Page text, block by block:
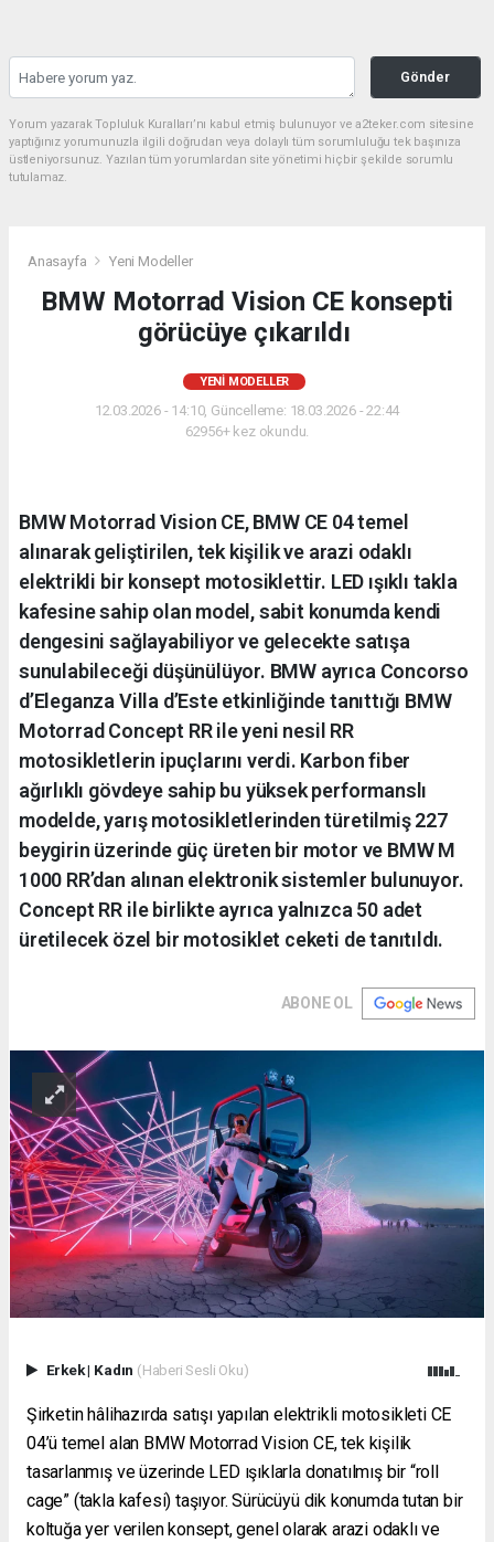
Gönder
Yorum yazarak Topluluk Kuralları’nı kabul etmiş bulunuyor ve a2teker.com sitesine
yaptığınız yorumunuzla ilgili doğrudan veya dolaylı tüm sorumluluğu tek başınıza
üstleniyorsunuz. Yazılan tüm yorumlardan site yönetimi hiçbir şekilde sorumlu
tutulamaz.
Anasayfa Yeni Modeller
BMW Motorrad Vision CE konsepti
görücüye çıkarıldı
YENI MODELLER
12.03.2026 - 14:10, Güncelleme: 18.03.2026 - 22:44
62956+ kez okundu.
BMW Motorrad Vision CE, BMW CE 04 temel
alınarak geliştirilen, tek kişilik ve arazi odaklı
elektrikli bir konsept motosiklettir. LED ışıklı takla
kafesine sahip olan model, sabit konumda kendi
dengesini sağlayabiliyor ve gelecekte satışa
sunulabileceği düşünülüyor. BMW ayrıca Concorso
d’Eleganza Villa d’Este etkinliğinde tanıttığı BMW
Motorrad Concept RR ile yeni nesil RR
motosikletlerin ipuçlarını verdi. Karbon fiber
ağırlıklı gövdeye sahip bu yüksek performanslı
modelde, yarış motosikletlerinden türetilmiş 227
beygirin üzerinde güç üreten bir motor ve BMW M
1000 RR’dan alınan elektronik sistemler bulunuyor.
Concept RR ile birlikte ayrıca yalnızca 50 adet
üretilecek özel bir motosiklet ceketi de tanıtıldı.
ABONE OL
Erkek| Kadın (Haberi Sesli Oku)
Şirketin hâlihazırda satışı yapılan elektrikli motosikleti CE
04’ü temel alan BMW Motorrad Vision CE, tek kişilik
tasarlanmış ve üzerinde LED ışıklarla donatılmış bir “roll
cage” (takla kafesi) taşıyor. Sürücüyü dik konumda tutan bir
koltuğa yer verilen konsept, genel olarak arazi odaklı ve